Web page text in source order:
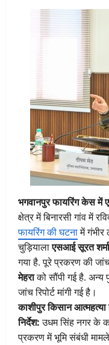
भगवानपुर फायरिंग केस
क्षेत्र में बिनारसी गांव में
फायरिंग की घटनामें गंभीर
चुड़ियालाएसआई सूरत
गया है. पूरे प्रकरण की
मेहराको सौंपी गई है. अन्य
जांच रिपोर्ट मांगी गई है।
काशीपुर किसान
निर्देश:उधम सिंह नगर के
प्रकरण में भूमि संबंधी